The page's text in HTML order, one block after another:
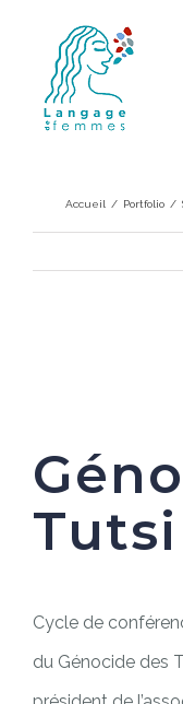
content
Accueil / Portfolio /
Tutsi
Cycle de
du Génocide des